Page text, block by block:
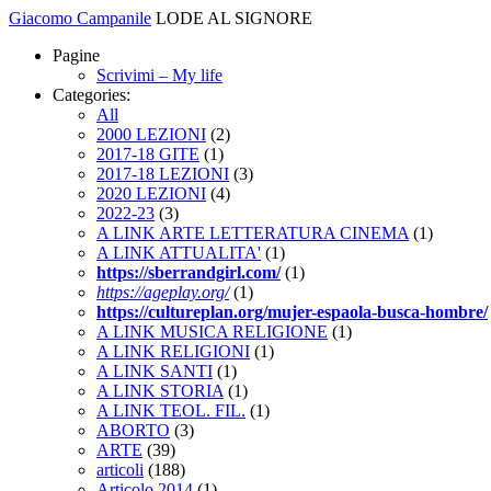
Giacomo Campanile LODE AL SIGNORE
Pagine
Scrivimi – My life
Categories:
All
2000 LEZIONI (2)
2017-18 GITE (1)
2017-18 LEZIONI (3)
2020 LEZIONI (4)
2022-23 (3)
A LINK ARTE LETTERATURA CINEMA (1)
A LINK ATTUALITA' (1)
https://sberrandgirl.com/(1)
https://ageplay.org/(1)
https://cultureplan.org/mujer-espaola-busca-hombre/
A LINK MUSICA RELIGIONE (1)
A LINK RELIGIONI (1)
A LINK SANTI (1)
A LINK STORIA (1)
A LINK TEOL. FIL. (1)
ABORTO (3)
ARTE (39)
articoli (188)